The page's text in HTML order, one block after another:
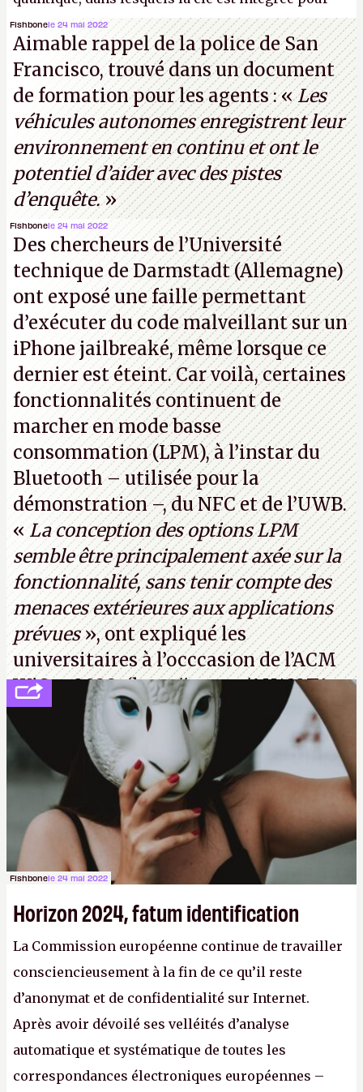
garantir une sécurité inconditionnelle entre des
parties distantes. Vous ne comprenez rien ? C’est
normal, ça fait toujours ça avec le quantique.
(Crédit photo : China Telecom)
Fishbonele 24 mai 2022
Aimable rappel de la police de San
Francisco, trouvé dans un document
de formation pour les agents : «Les
véhicules autonomes enregistrent leur
environnement en continu et ont le
potentiel d’aider avec des pistes
d’enquête.»
Fishbonele 24 mai 2022
Des chercheurs de l’Université
technique de Darmstadt (Allemagne)
ont exposé une faille permettant
d’exécuter du code malveillant sur un
iPhone jailbreaké, même lorsque ce
dernier est éteint. Car voilà, certaines
fonctionnalités continuent de
marcher en mode basse
consommation (LPM), à l’instar du
Bluetooth – utilisée pour la
démonstration –, du NFC et de l’UWB.
« La conception des options LPM
semble être principalement axée sur la
fonctionnalité, sans tenir compte des
menaces extérieures aux applications
prévues», ont expliqué les
universitaires à l’occcasion de l’ACM
WiSec 2022. (http://cpc.cx/AH432T1
(PDF) - Crédit photo : Pexels - Tyler
Lastovich)
Fishbonele 24 mai 2022
Horizon 2024, fatum identification
La Commission européenne continue de travailler
consciencieusement à la fin de ce qu’il reste
d’anonymat et de confidentialité sur Internet.
Après avoir dévoilé ses velléités d’analyse
automatique et systématique de toutes les
correspondances électroniques européennes –